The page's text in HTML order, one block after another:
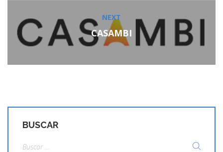
Next
post:
NEXT
CASAMBI
BUSCAR
Buscar: